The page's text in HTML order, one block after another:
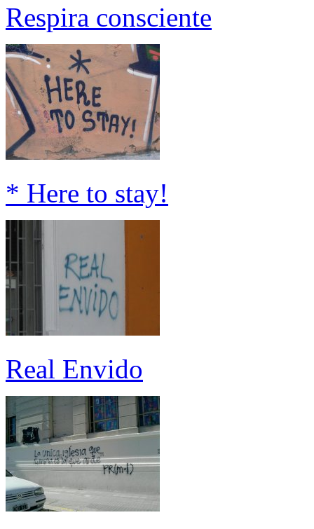
Respira consciente
* Here to stay!
Real Envido